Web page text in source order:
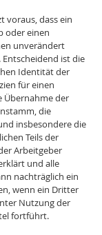
voraus, dass ein
oder einen
unverändert
ist die
Identität der
für einen
Übernahme der
die
insbesondere die
Teils der
Arbeitgeber
und alle
nachträglich ein
wenn ein Dritter
Nutzung der
fortführt.